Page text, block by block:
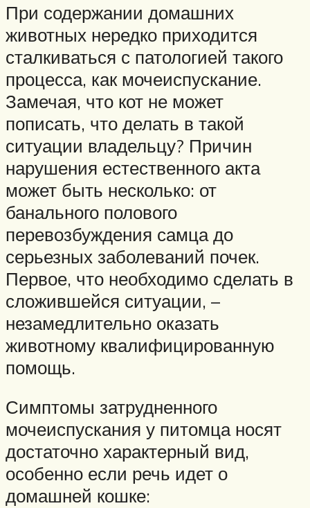
При содержании домашних
животных нередко приходится
сталкиваться с патологией такого
процесса, как мочеиспускание.
Замечая, что кот не может
пописать, что делать в такой
ситуации владельцу? Причин
нарушения естественного акта
может быть несколько: от
банального полового
перевозбуждения самца до
серьезных заболеваний почек.
Первое, что необходимо сделать в
сложившейся ситуации, –
незамедлительно оказать
животному квалифицированную
помощь.
Симптомы затрудненного
мочеиспускания у питомца носят
достаточно характерный вид,
особенно если речь идет о
домашней кошке: